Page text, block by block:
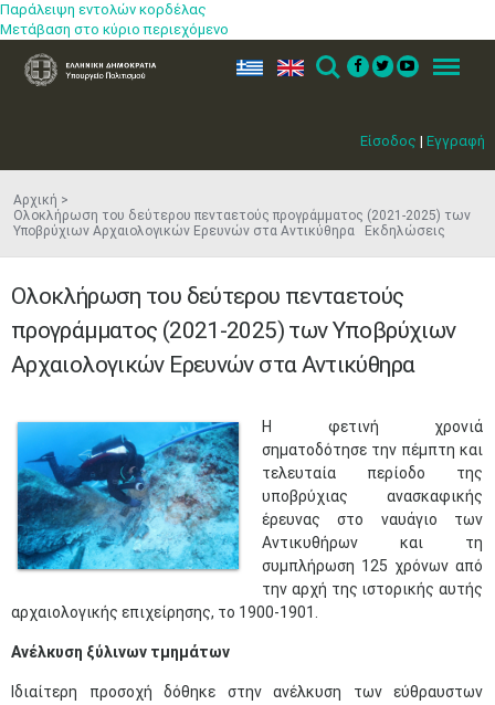
Παράλειψη εντολών κορδέλας
Μετάβαση στο κύριο περιεχόμενο
Είσοδος | Εγγραφή
ελ en Search Menu
Αρχική
Ολοκλήρωση του δεύτερου πενταετούς προγράμματος (2021-2025) των
Υποβρύχιων Αρχαιολογικών Ερευνών στα Αντικύθηρα Εκδηλώσεις
Ολοκλήρωση του δεύτερου πενταετούς
προγράμματος (2021-2025) των Υποβρύχιων
Αρχαιολογικών Ερευνών στα Αντικύθηρα
​Η φετινή χρονιά
σηματοδότησε την πέμπτη και
τελευταία περίοδο της
υποβρύχιας ανασκαφικής
έρευνας στο ναυάγιο των
Αντικυθήρων και τη
συμπλήρωση 125 χρόνων από
την αρχή της ιστορικής αυτής
αρχαιολογικής επιχείρησης, το 1900-1901.
Ανέλκυση ξύλινων τμημάτων
Ιδιαίτερη προσοχή δόθηκε στην ανέλκυση των εύθραυστων